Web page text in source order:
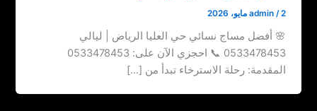
admin /2 مايو، 2026
🌸 أفضل مساج نسائي حي العليا الرياض | ليالي
0533478453 📞 احجزي الآن على: 0533478453
المقدمة: رحلة الاسترخاء تبدأ من […]